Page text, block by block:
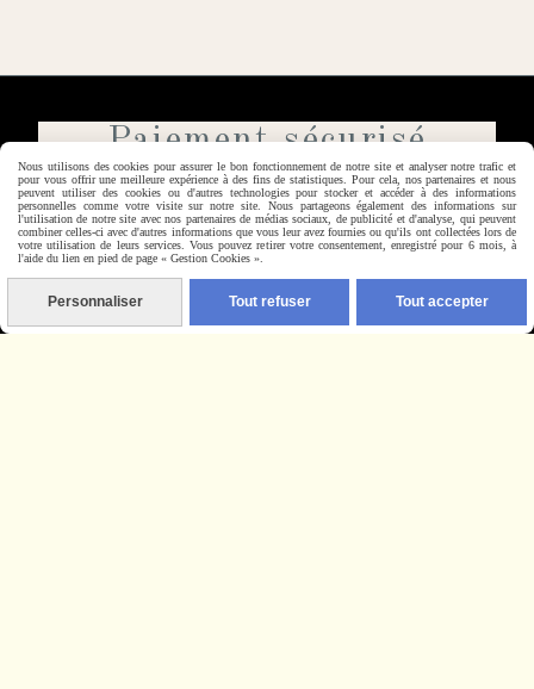
Paiement sécurisé
Nous contacter
Nous utilisons des cookies pour assurer le bon fonctionnement de notre site et analyser notre trafic et
pour vous offrir une meilleure expérience à des fins de statistiques. Pour cela, nos partenaires et nous
peuvent utiliser des cookies ou d'autres technologies pour stocker et accéder à des informations
personnelles comme votre visite sur notre site. Nous partageons également des informations sur
l'utilisation de notre site avec nos partenaires de médias sociaux, de publicité et d'analyse, qui peuvent
combiner celles-ci avec d'autres informations que vous leur avez fournies ou qu'ils ont collectées lors de
votre utilisation de leurs services. Vous pouvez retirer votre consentement, enregistré pour 6 mois, à
l'aide du lien en pied de page « Gestion Cookies ».
Personnaliser Tout refuser Tout accepter